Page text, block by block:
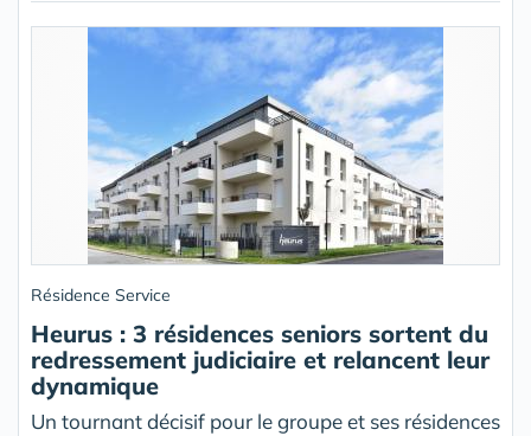
Résidence Service
Heurus : 3 résidences seniors sortent du
redressement judiciaire et relancent leur
dynamique
Un tournant décisif pour le groupe et ses résidences